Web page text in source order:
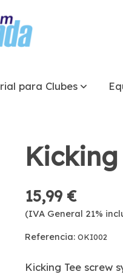
para Clubes
Kicking
15,99 €
(IVA General 21%
Referencia:OKI002
Kicking Tee screw